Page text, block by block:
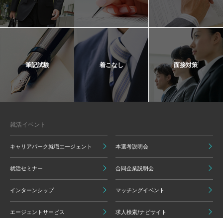
筆記試験 着こなし 面接対策
就活イベント
キャリアパーク就職エージェント 本選考説明会
就活セミナー 合同企業説明会
インターンシップ マッチングイベント
エージェントサービス 求人検索/ナビサイト